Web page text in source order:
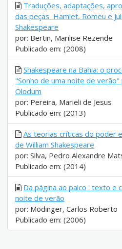
Traduções, adaptações,
das peças Hamlet, Romeu e
Shakespeare
por: Bertin, Marilise Rezende
Publicado em: (2008)
Shakespeare na Bahia: o
"Sonho de uma noite de
Olodum
por: Pereira, Marieli de Jesus
Publicado em: (2013)
As teorias críticas do poder
de William Shakespeare
por: Silva, Pedro Alexandre
Publicado em: (2014)
Da página ao palco : texto e
noite de verão
por: Mödinger, Carlos Roberto
Publicado em: (2006)